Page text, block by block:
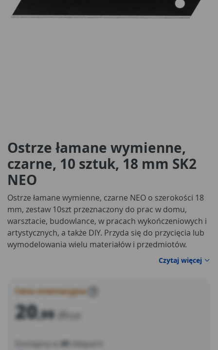
Ostrze łamane wymienne,
czarne, 10 sztuk, 18 mm SK2
NEO
Ostrze łamane wymienne, czarne NEO o szerokości 18
mm, zestaw 10szt przeznaczony do prac w domu,
warsztacie, budowlance, w pracach wykończeniowych i
artystycznych, a także DIY. Przyda się do przycięcia lub
wymodelowania wielu materiałów i przedmiotów.
Ostrza te są wybitnie ostre i zostały wykonane ze stali
SK2. Ukośne zakończenie ułatwia precyzyjne cięcie.
kolejnym. Lekki i niewielkich rozmiarów jest idealny do
transportu.
Czytaj więcej
Cena orientacyjna
20,99 zł
Dostępny w 49
sklepach